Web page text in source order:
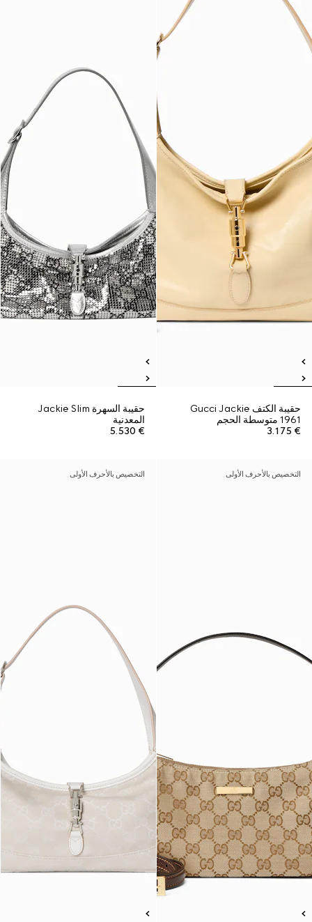
حقيبة الكتف Gucci Jackie
1961 متوسطة الحجم
€ 3.175
حقيبة السهرة Jackie Slim
المعدنية
€ 5.530
التخصيص بالأحرف الأولى التخصيص بالأحرف الأولى